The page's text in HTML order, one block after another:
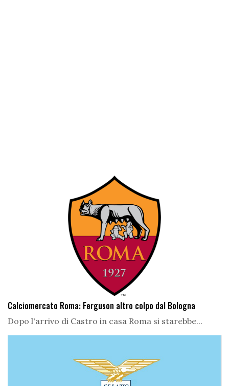
Calciomercato Roma: Ferguson altro colpo dal Bologna
Dopo l'arrivo di Castro in casa Roma si starebbe...